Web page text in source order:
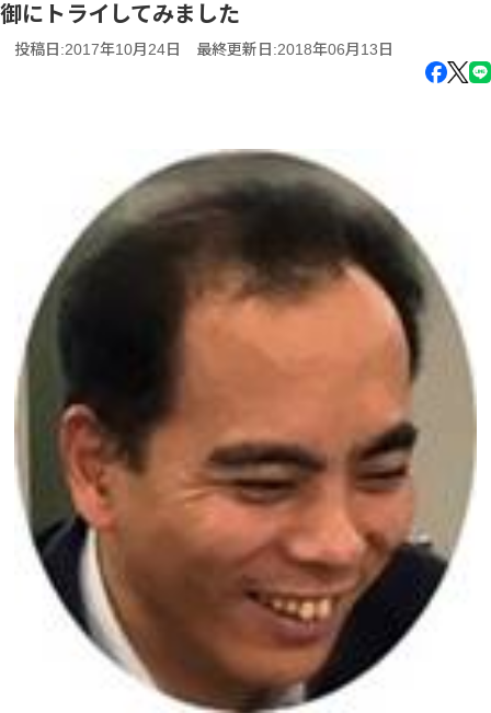
御にトライしてみました
投稿日:2017年10月24日 最終更新日:2018年06月13日